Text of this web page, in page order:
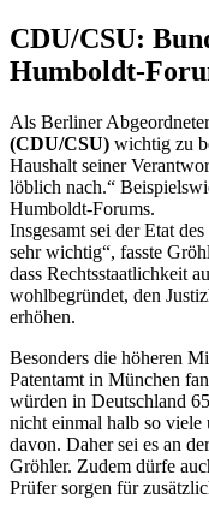
CDU/CSU:
Humboldt-
Als Berliner
(CDU/CSU) wichtig zu
Haushalt seiner
löblich nach.“
Humboldt-Forums.
Insgesamt sei derEtat
sehr wichtig“, fasste
dass Rechtsstaatlichkeit
wohlbegründet, den
erhöhen.
Besonders die höheren
Patentamt in München
würden in Deutschland
nicht einmal halb so
davon. Daher sei es an
Gröhler. Zudem dürfe
Prüfer sorgen für